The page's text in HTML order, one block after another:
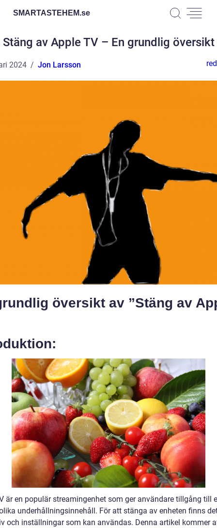
SMARTASTEHEM.se
Stäng av Apple TV – En grundlig översikt
2024 Jon Larsson
översikt av ”Stäng av
är en populär streamingenhet som ger användare tillgång till
underhållningsinnehåll. För att stänga av enheten finns
och inställningar som kan användas. Denna artikel kommer